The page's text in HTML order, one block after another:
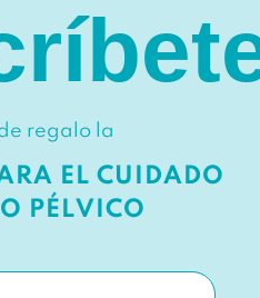
regalo la
EL CUIDADO
PÉLVICO